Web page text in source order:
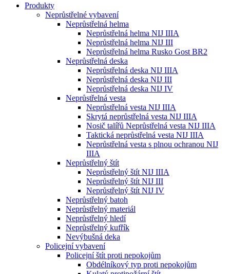
Produkty
Neprůstřelné vybavení
Neprůstřelná helma
Neprůstřelná helma NIJ IIIA
Neprůstřelná helma NIJ III
Neprůstřelná helma Rusko Gost BR2
Neprůstřelná deska
Neprůstřelná deska NIJ IIIA
Neprůstřelná deska NIJ III
Neprůstřelná deska NIJ IV
Neprůstřelná vesta
Neprůstřelná vesta NIJ IIIA
Skrytá neprůstřelná vesta NIJ IIIA
Nosič talířů Neprůstřelná vesta NIJ IIIA
Taktická neprůstřelná vesta NIJ IIIA
Neprůstřelná vesta s plnou ochranou NIJ
IIIA
Neprůstřelný štít
Neprůstřelný štít NIJ IIIA
Neprůstřelný štít NIJ III
Neprůstřelný štít NIJ IV
Neprůstřelný batoh
Neprůstřelný materiál
Neprůstřelný hledí
Neprůstřelný kufřík
Nevýbušná deka
Policejní vybavení
Policejní štít proti nepokojům
Obdélníkový typ proti nepokojům